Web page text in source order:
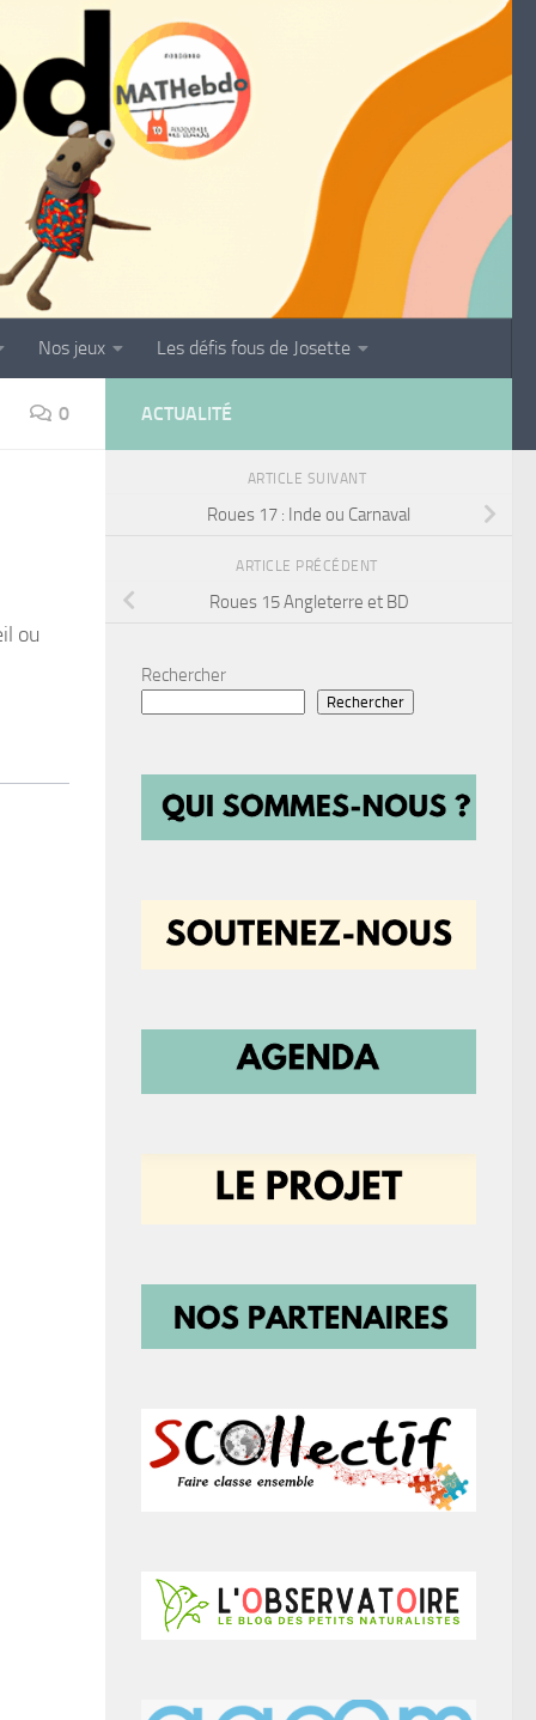
Nos jeux Les défis fous de Josette
0
ou
ACTUALITÉ
ARTICLE SUIVANT
Roues 17 : Inde ou Carnaval
ARTICLE PRÉCÉDENT
Roues 15 Angleterre et BD
Rechercher
Rechercher